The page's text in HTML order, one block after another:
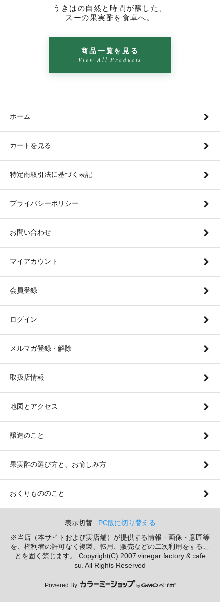
うきはの自然と時間が醸した、
スーの果実酢を食卓へ。
商品一覧を見る
View All Products
ホーム
カートを見る
特定商取引法に基づく表記
プライバシーポリシー
お問い合わせ
マイアカウント
会員登録
ログイン
メルマガ登録・解除
取扱店情報
地図とアクセス
醸造のこと
果実酢の選び方と、お愉しみ方
おくりもののこと
表示切替 : PC版に切り替える
※当店（本サイトおよび実店舗）が提供する情報・画像・意匠等
を、権利者の許可なく複製、転用、販売などの二次利用をするこ
とを固く禁じます。 Copyright(C) 2007 vinegar factory & cafe
su. All Rights Reserved
Powered By